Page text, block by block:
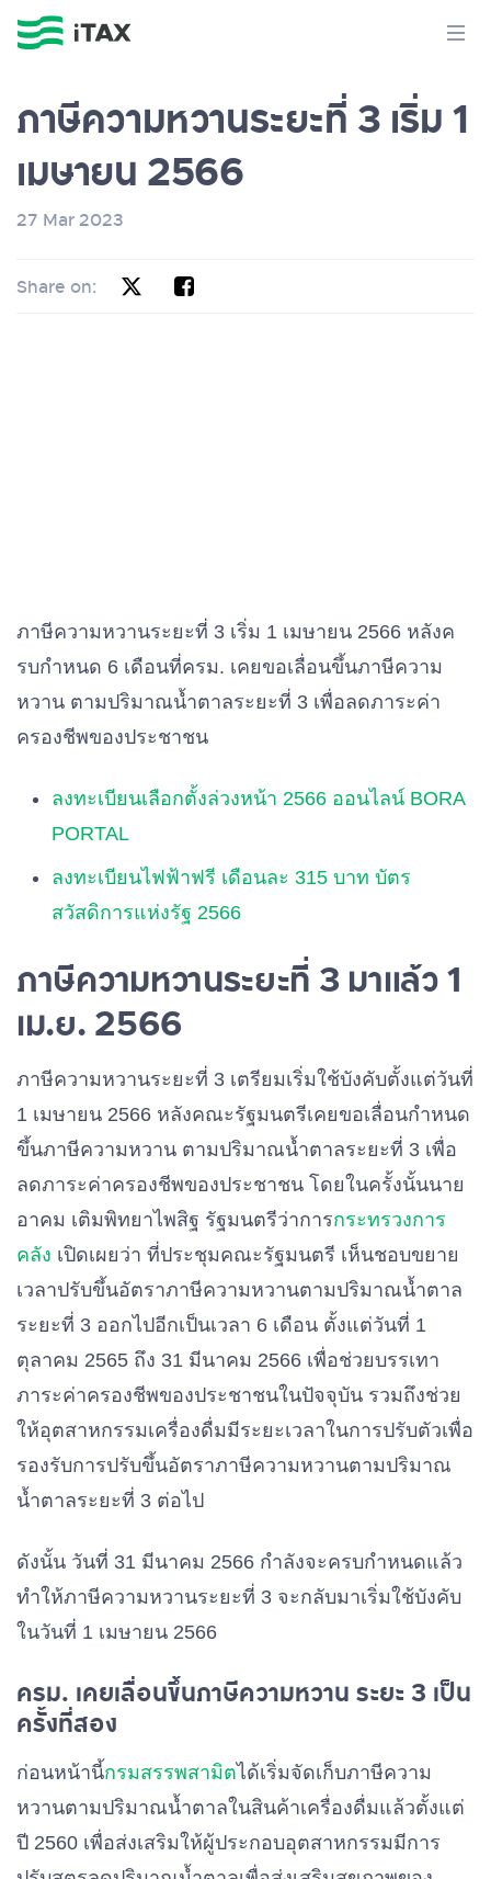
ภาษีความหวานระยะที่ 3 เริ่ม 1
เมษายน 2566
27 Mar 2023
Share on:
ภาษีความหวานระยะที่ 3 เริ่ม 1 เมษายน 2566 หลังค
รบกำหนด 6 เดือนที่ครม. เคยขอเลื่อนขึ้นภาษีความ
หวาน ตามปริมาณน้ำตาลระยะที่ 3 เพื่อลดภาระค่า
ครองชีพของประชาชน
ลงทะเบียนเลือกตั้งล่วงหน้า 2566 ออนไลน์ BORA
PORTAL
ลงทะเบียนไฟฟ้าฟรี เดือนละ 315 บาท บัตร
สวัสดิการแห่งรัฐ 2566
ภาษีความหวานระยะที่ 3 มาแล้ว 1
เม.ย. 2566
ภาษีความหวานระยะที่ 3 เตรียมเริ่มใช้บังคับตั้งแต่วันที่
1 เมษายน 2566 หลังคณะรัฐมนตรีเคยขอเลื่อนกำหนด
ขึ้นภาษีความหวาน ตามปริมาณน้ำตาลระยะที่ 3 เพื่อ
ลดภาระค่าครองชีพของประชาชน โดยในครั้งนั้นนาย
อาคม เติมพิทยาไพสิฐ รัฐมนตรีว่าการกระทรวงการ
คลัง เปิดเผยว่า ที่ประชุมคณะรัฐมนตรี เห็นชอบขยาย
เวลาปรับขึ้นอัตราภาษีความหวานตามปริมาณน้ำตาล
ระยะที่ 3 ออกไปอีกเป็นเวลา 6 เดือน ตั้งแต่วันที่ 1
ตุลาคม 2565 ถึง 31 มีนาคม 2566 เพื่อช่วยบรรเทา
ภาระค่าครองชีพของประชาชนในปัจจุบัน รวมถึงช่วย
ให้อุตสาหกรรมเครื่องดื่มมีระยะเวลาในการปรับตัวเพื่อ
รองรับการปรับขึ้นอัตราภาษีความหวานตามปริมาณ
น้ำตาลระยะที่ 3 ต่อไป
ดังนั้น วันที่ 31 มีนาคม 2566 กำลังจะครบกำหนดแล้ว
ทำให้ภาษีความหวานระยะที่ 3 จะกลับมาเริ่มใช้บังคับ
ในวันที่ 1 เมษายน 2566
ครม. เคยเลื่อนขึ้นภาษีความหวาน ระยะ 3 เป็น
ครั้งที่สอง
ก่อนหน้านี้กรมสรรพสามิตได้เริ่มจัดเก็บภาษีความ
หวานตามปริมาณน้ำตาลในสินค้าเครื่องดื่มแล้วตั้งแต่
ปี 2560 เพื่อส่งเสริมให้ผู้ประกอบอุตสาหกรรมมีการ